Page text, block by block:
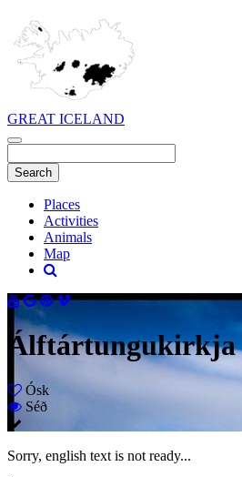
GREAT ICELAND
Places
Activities
Animals
Map
Álftártungukirkja
Ósk
Séð
Sorry, english text is not ready...